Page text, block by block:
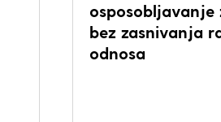
osposobljavanje
bez zasnivanja
odnosa